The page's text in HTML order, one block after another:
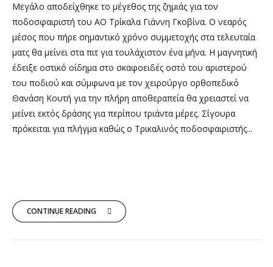
Μεγάλο αποδείχθηκε το μέγεθος της ζημιάς για τον
ποδοσφαιριστή του ΑΟ Τρίκαλα Γιάννη Γκοβίνα. Ο νεαρός
μέσος που πήρε σημαντικό χρόνο συμμετοχής στα τελευταία
ματς θα μείνει στα πιτ για τουλάχιστον ένα μήνα. Η μαγνητική
έδειξε οστικό οίδημα στο σκαφοειδές οστό του αριστερού
του ποδιού και σύμφωνα με τον χειρούργο ορθοπεδικό
Θανάση Κουτή για την πλήρη αποθεραπεία θα χρειαστεί να
μείνει εκτός δράσης για περίπου τριάντα μέρες. Σίγουρα
πρόκειται για πλήγμα καθώς ο Τρικαλινός ποδοσφαιριστής...
CONTINUE READING